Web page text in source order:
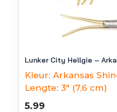
Lunker City Hellgie –
Kleur: Arkansas
Lengte: 3" (7,6 cm)
5.99